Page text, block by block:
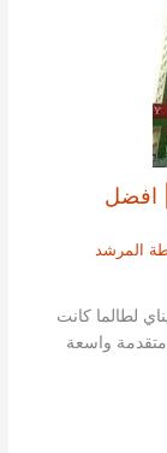
افضل
المرشد
لطالما كانت
واسعة